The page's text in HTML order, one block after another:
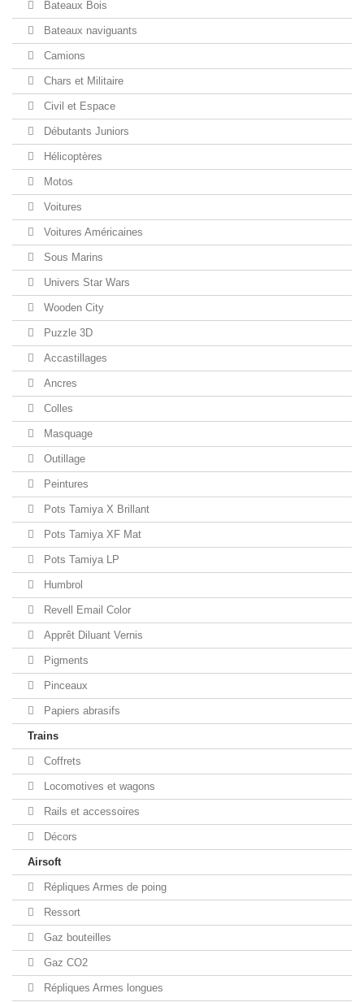
Bateaux Bois
Bateaux naviguants
Camions
Chars et Militaire
Civil et Espace
Débutants Juniors
Hélicoptères
Motos
Voitures
Voitures Américaines
Sous Marins
Univers Star Wars
Wooden City
Puzzle 3D
Accastillages
Ancres
Colles
Masquage
Outillage
Peintures
Pots Tamiya X Brillant
Pots Tamiya XF Mat
Pots Tamiya LP
Humbrol
Revell Email Color
Apprêt Diluant Vernis
Pigments
Pinceaux
Papiers abrasifs
Trains
Coffrets
Locomotives et wagons
Rails et accessoires
Décors
Airsoft
Répliques Armes de poing
Ressort
Gaz bouteilles
Gaz CO2
Répliques Armes longues